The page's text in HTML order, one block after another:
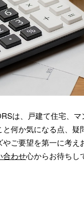
は、戸建て住宅、
と何か気になる点、疑
ご要望を第一に考え
合わせ心からお待ちし